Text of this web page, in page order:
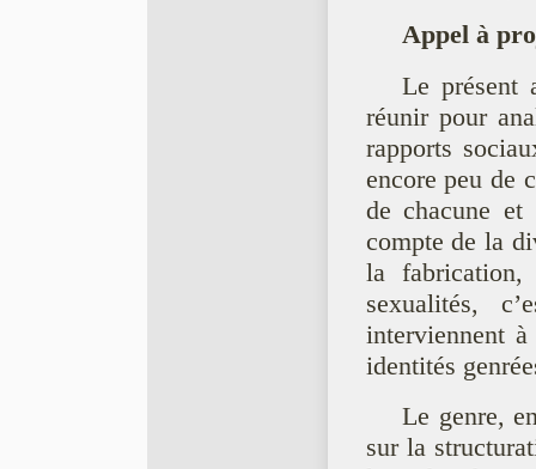
Appel à
Le présent
réunir pour
rapports
encore peu de
de chacune et
compte de la
la
sexualités,
interviennent
identités
Le genre,
sur la